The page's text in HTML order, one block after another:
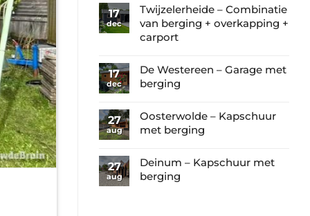
reacties
op
Tzummarum
tuinkamer
met
wanden
17
dec
Twijzelerheide – Combinatie
van berging + overkapping +
carport
reacties
op
Combinatie
van
+
overkapping
17
dec
De Westereen – Garage met
berging
reacties
op
Westereen
–
Garage
27
aug
Oosterwolde – Kapschuur
met berging
reacties
op
27
aug
Deinum – Kapschuur met
berging